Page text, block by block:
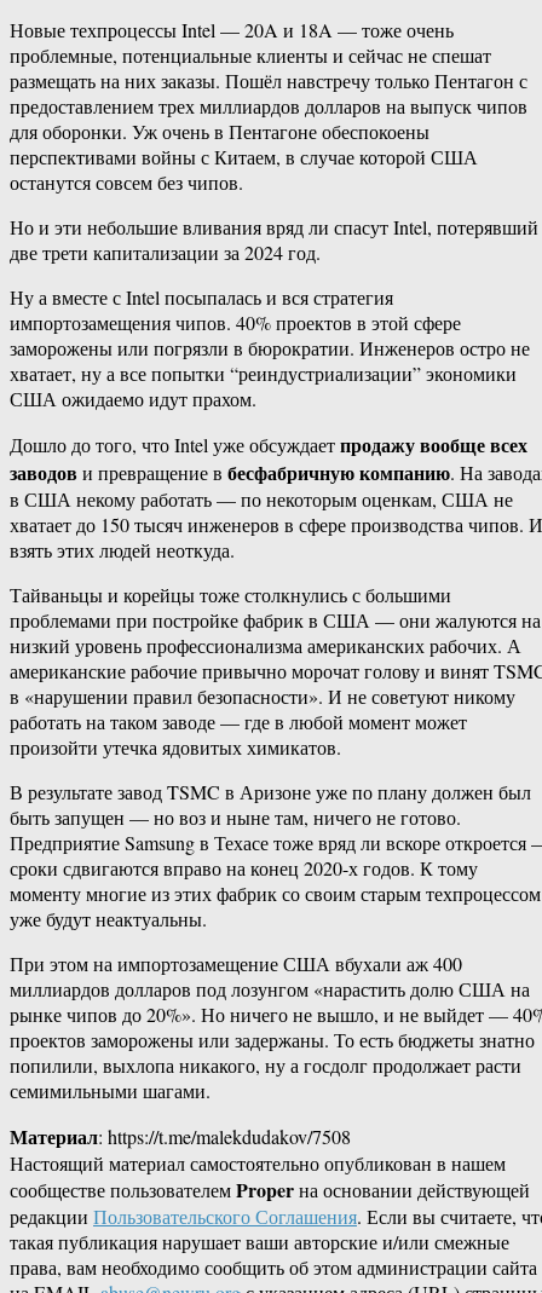
Новые техпроцессы Intel — 20A и 18A — тоже очень
проблемные, потенциальные клиенты и сейчас не спешат
размещать на них заказы. Пошёл навстречу только Пентагон с
предоставлением трех миллиардов долларов на выпуск чипов
для оборонки. Уж очень в Пентагоне обеспокоены
перспективами войны с Китаем, в случае которой США
останутся совсем без чипов.
Но и эти небольшие вливания вряд ли спасут Intel, потерявший
две трети капитализации за 2024 год.
Ну а вместе с Intel посыпалась и вся стратегия
импортозамещения чипов. 40% проектов в этой сфере
заморожены или погрязли в бюрократии. Инженеров остро не
хватает, ну а все попытки “реиндустриализации” экономики
США ожидаемо идут прахом.
Дошло до того, что Intel уже обсуждаетпродажу вообще всех
заводов и превращение в бесфабричную компанию. На
в США некому работать — по некоторым оценкам, США не
хватает до 150 тысяч инженеров в сфере производства чипов. И
взять этих людей неоткуда.
Тайваньцы и корейцы тоже столкнулись с большими
проблемами при постройке фабрик в США — они жалуются на
низкий уровень профессионализма американских рабочих. А
американские рабочие привычно морочат голову и винят
в «нарушении правил безопасности». И не советуют никому
работать на таком заводе — где в любой момент может
произойти утечка ядовитых химикатов.
В результате завод TSMC в Аризоне уже по плану должен был
быть запущен — но воз и ныне там, ничего не готово.
Предприятие Samsung в Техасе тоже вряд ли вскоре откроется
сроки сдвигаются вправо на конец 2020-х годов. К тому
моменту многие из этих фабрик со своим старым техпроцессом
уже будут неактуальны.
При этом на импортозамещение США вбухали аж 400
миллиардов долларов под лозунгом «нарастить долю США на
рынке чипов до 20%». Но ничего не вышло, и не выйдет —
проектов заморожены или задержаны. То есть бюджеты знатно
попилили, выхлопа никакого, ну а госдолг продолжает расти
семимильными шагами.
Материал: https://t.me/malekdudakov/7508
Настоящий материал самостоятельно опубликован в нашем
сообществе пользователемProperна основании действующей
редакции Пользовательского Соглашения. Если вы считаете,
такая публикация нарушает ваши авторские и/или смежные
права, вам необходимо сообщить об этом администрации сайта